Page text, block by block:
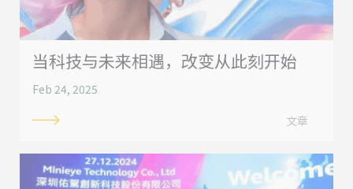
当科技与未来相遇，改变从此刻开始
Feb 24, 2025
文章